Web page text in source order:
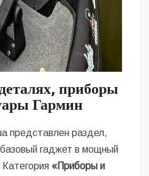
, приборы
Гармин
представлен раздел,
гаджет в мощный
«Приборы и